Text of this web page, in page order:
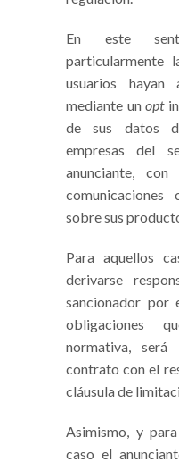
En este
particularmente
usuarios hayan
mediante un optin
de sus datos
empresas del
anunciante,
comunicaciones
sobre sus
Para aquellos
derivarse
sancionador por
obligaciones
normativa,
contrato con el
cláusula de
Asimismo, y
caso el